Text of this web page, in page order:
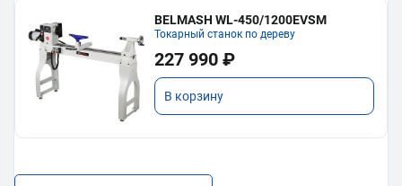
BELMASH WL-450/1200EVSM
Токарный станок по дереву
227 990 ₽
В корзину